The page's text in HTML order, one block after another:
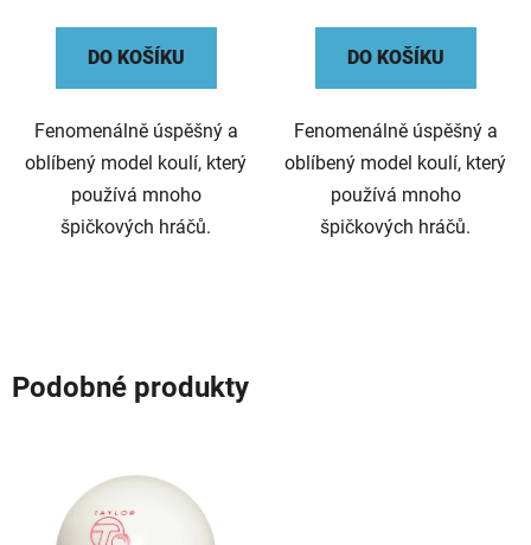
DO KOŠÍKU
Fenomenálně úspěšný a
oblíbený model koulí, který
používá mnoho
špičkových hráčů.
DO KOŠÍKU
Fenomenálně úspěšný a
oblíbený model koulí, který
používá mnoho
špičkových hráčů.
Podobné produkty